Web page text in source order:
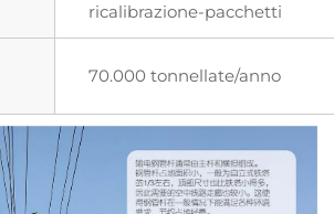
ricalibrazione-pacchetti
70.000 tonnellate/anno